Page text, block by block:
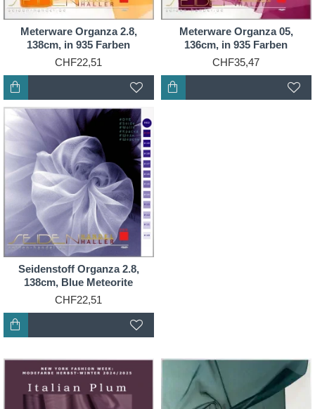
Meterware Organza 2.8,
138cm, in 935 Farben
CHF22,51
Meterware Organza 05,
136cm, in 935 Farben
CHF35,47
Seidenstoff Organza 2.8,
138cm, Blue Meteorite
CHF22,51